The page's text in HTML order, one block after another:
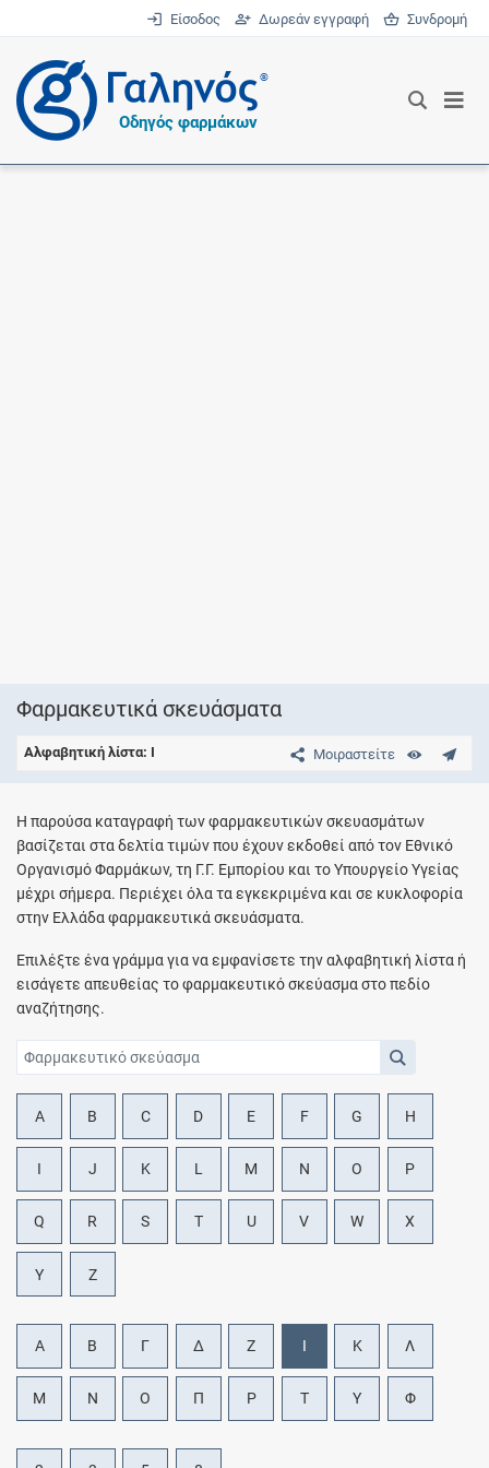
Είσοδος Δωρεάν εγγραφή Συνδρομή
®
Οδηγός φαρμάκων
Φαρμακευτικά σκευάσματα
Μοιραστείτε
Αλφαβητική λίστα: Ι
Η παρούσα καταγραφή των φαρμακευτικών σκευασμάτων
βασίζεται στα δελτία τιμών που έχουν εκδοθεί από τον Εθνικό
Οργανισμό Φαρμάκων, τη Γ.Γ. Εμπορίου και το Υπουργείο Υγείας
μέχρι σήμερα. Περιέχει όλα τα εγκεκριμένα και σε κυκλοφορία
στην Ελλάδα φαρμακευτικά σκευάσματα.
Επιλέξτε ένα γράμμα για να εμφανίσετε την αλφαβητική λίστα ή
εισάγετε απευθείας το φαρμακευτικό σκεύασμα στο πεδίο
αναζήτησης.
A B C D E F G H
I J K L M N O P
Q R S T U V W X
Y Z
Α Β Γ Δ Ζ Ι Κ Λ
Μ Ν Ο Π Ρ Τ Υ Φ